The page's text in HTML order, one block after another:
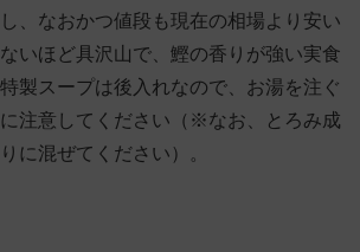
、なおかつ値段も現在の相場より安い
いほど具沢山で、鰹の香りが強い実食
製スープは後入れなので、お湯を注ぐ
注意してください（※なお、とろみ成
に混ぜてください）。